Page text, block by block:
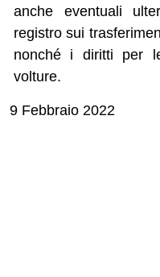
anche eventuali
registro sui
nonché i diritti per
volture.
9 Febbraio 2022